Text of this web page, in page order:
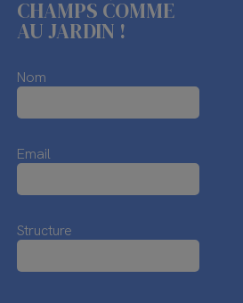
CHAMPS COMME
AU JARDIN !
Nom
Email
Structure